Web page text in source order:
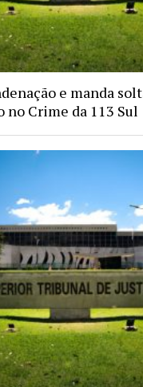
e manda
Crime da 113 Sul